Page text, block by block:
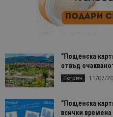
“Пощенска
отвъд
Петрич 11/07/
“Пощенска
всички времена